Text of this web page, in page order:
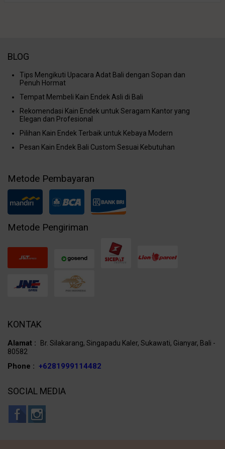
BLOG
Tips Mengikuti Upacara Adat Bali dengan Sopan dan
Penuh Hormat
Tempat Membeli Kain Endek Asli di Bali
Rekomendasi Kain Endek untuk Seragam Kantor yang
Elegan dan Profesional
Pilihan Kain Endek Terbaik untuk Kebaya Modern
Pesan Kain Endek Bali Custom Sesuai Kebutuhan
Metode Pembayaran
Metode Pengiriman
KONTAK
Alamat :
Br. Silakarang, Singapadu Kaler, Sukawati, Gianyar, Bali -
80582
Phone : +6281999114482
SOCIAL MEDIA